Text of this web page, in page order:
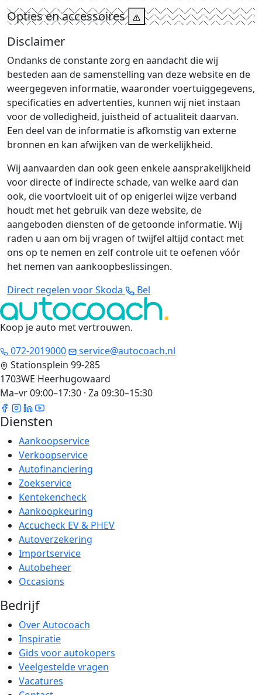
Opties en accessoires
Disclaimer
Ondanks de constante zorg en aandacht die wij
besteden aan de samenstelling van deze website en de
weergegeven informatie, waaronder voertuiggegevens,
specificaties en advertenties, kunnen wij niet instaan
voor de volledigheid, juistheid of actualiteit daarvan.
Een deel van de informatie is afkomstig van externe
bronnen en kan afwijken van de werkelijkheid.
Wij aanvaarden dan ook geen enkele aansprakelijkheid
voor directe of indirecte schade, van welke aard dan
ook, die voortvloeit uit of op enigerlei wijze verband
houdt met het gebruik van deze website, de
aangeboden diensten of de getoonde informatie. Wij
raden u aan om bij vragen of twijfel altijd contact met
ons op te nemen en zelf controle uit te oefenen vóór
het nemen van aankoopbeslissingen.
Direct regelen voor Skoda
Bel
Koop je auto met vertrouwen.
072-2019000
service@autocoach.nl
Stationsplein 99-285
1703WE Heerhugowaard
Ma–vr 09:00–17:30 · Za 09:30–15:30
Diensten
Aankoopservice
Verkoopservice
Autofinanciering
Zoekservice
Kentekencheck
Aankoopkeuring
Accucheck EV & PHEV
Autoverzekering
Importservice
Autobeheer
Occasions
Bedrijf
Over Autocoach
Inspiratie
Gids voor autokopers
Veelgestelde vragen
Vacatures